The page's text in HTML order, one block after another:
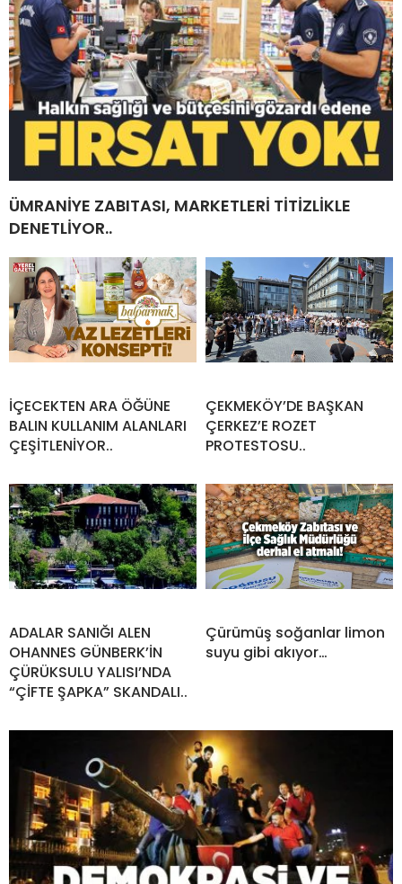
ÜMRANİYE ZABITASI, MARKETLERİ TİTİZLİKLE
DENETLİYOR..
İÇECEKTEN ARA ÖĞÜNE
BALIN KULLANIM ALANLARI
ÇEŞİTLENİYOR..
ÇEKMEKÖY’DE BAŞKAN
ÇERKEZ’E ROZET
PROTESTOSU..
ADALAR SANIĞI ALEN
OHANNES GÜNBERK’İN
ÇÜRÜKSULU YALISI’NDA
“ÇİFTE ŞAPKA” SKANDALI..
Çürümüş soğanlar limon
suyu gibi akıyor…